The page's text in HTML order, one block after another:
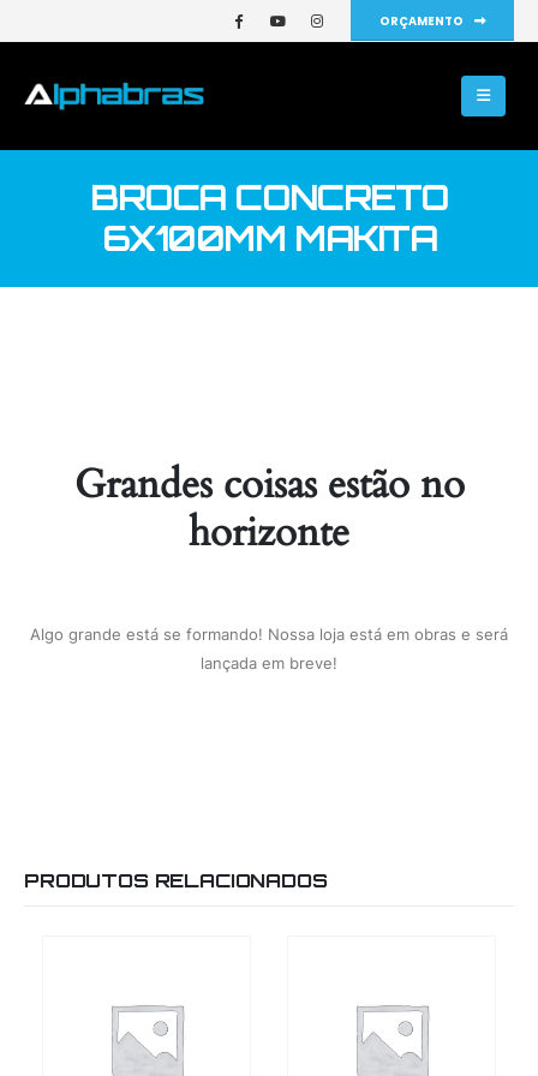
ORÇAMENTO
BROCA CONCRETO
6X100MM MAKITA
Grandes coisas estão no
horizonte
Algo grande está se formando! Nossa loja está em obras e será
lançada em breve!
PRODUTOS RELACIONADOS